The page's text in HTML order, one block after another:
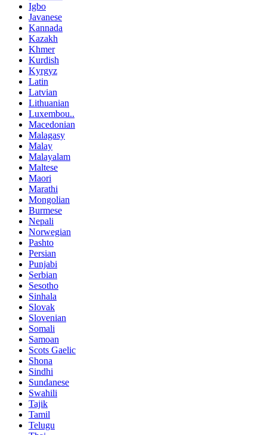
Igbo
Javanese
Kannada
Kazakh
Khmer
Kurdish
Kyrgyz
Latin
Latvian
Lithuanian
Luxembou..
Macedonian
Malagasy
Malay
Malayalam
Maltese
Maori
Marathi
Mongolian
Burmese
Nepali
Norwegian
Pashto
Persian
Punjabi
Serbian
Sesotho
Sinhala
Slovak
Slovenian
Somali
Samoan
Scots Gaelic
Shona
Sindhi
Sundanese
Swahili
Tajik
Tamil
Telugu